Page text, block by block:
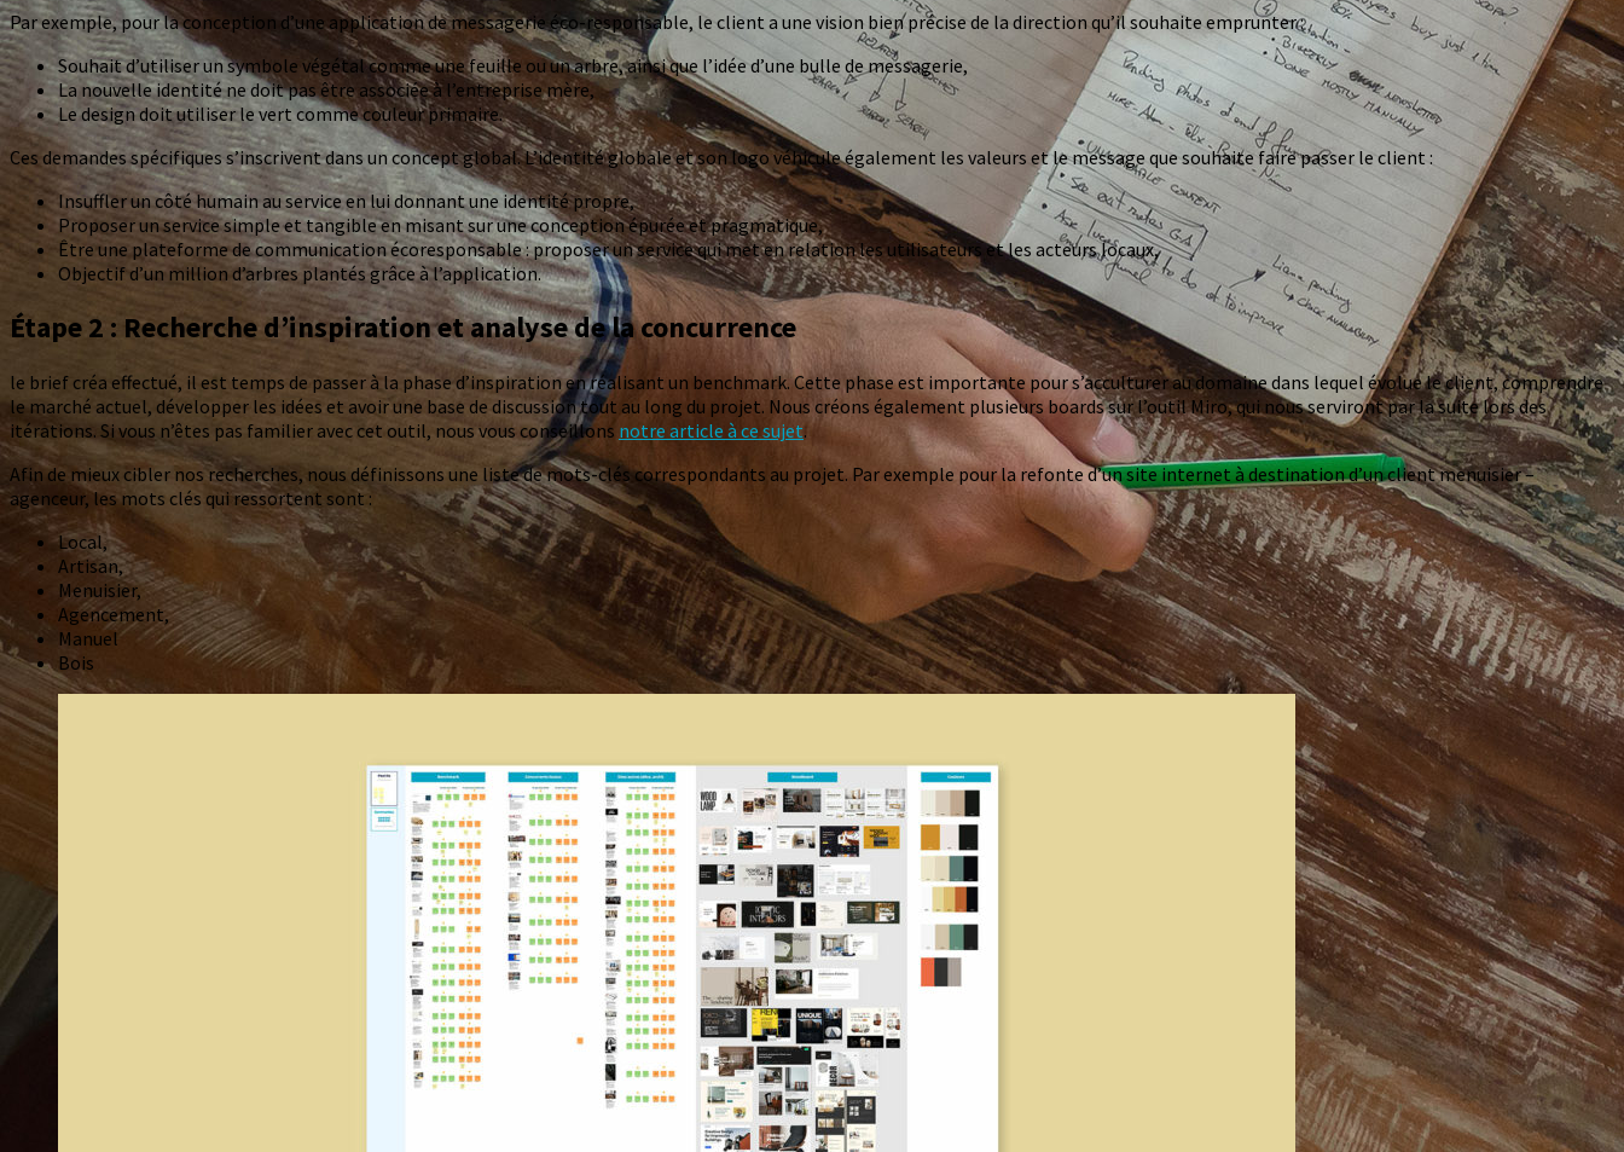
Par exemple, pour la conception d’une application de messagerie éco-responsable, le client a une vision bien précise de la direction qu’il souhaite emprunter :
Souhait d’utiliser un symbole végétal comme une feuille ou un arbre, ainsi que l’idée d’une bulle de messagerie,
La nouvelle identité ne doit pas être associée à l’entreprise mère,
Le design doit utiliser le vert comme couleur primaire.
Ces demandes spécifiques s’inscrivent dans un concept global. L’identité globale et son logo véhicule également les valeurs et le message que souhaite faire passer le client :
Insuffler un côté humain au service en lui donnant une identité propre,
Proposer un service simple et tangible en misant sur une conception épurée et pragmatique,
Être une plateforme de communication écoresponsable : proposer un service qui met en relation les utilisateurs et les acteurs locaux,
Objectif d’un million d’arbres plantés grâce à l’application.
Étape 2 : Recherche d’inspiration et analyse de la concurrence
le brief créa effectué, il est temps de passer à la phase d’inspiration en réalisant un benchmark. Cette phase est importante pour s’acculturer au domaine dans lequel évolue le client, comprendre
le marché actuel, développer les idées et avoir une base de discussion tout au long du projet. Nous créons également plusieurs boards sur l’outil Miro, qui nous serviront par la suite lors des
itérations. Si vous n’êtes pas familier avec cet outil, nous vous conseillons notre article à ce sujet.
Afin de mieux cibler nos recherches, nous définissons une liste de mots-clés correspondants au projet. Par exemple pour la refonte d’un site internet à destination d’un client menuisier –
agenceur, les mots clés qui ressortent sont :
Local,
Artisan,
Menuisier,
Agencement,
Manuel
Bois